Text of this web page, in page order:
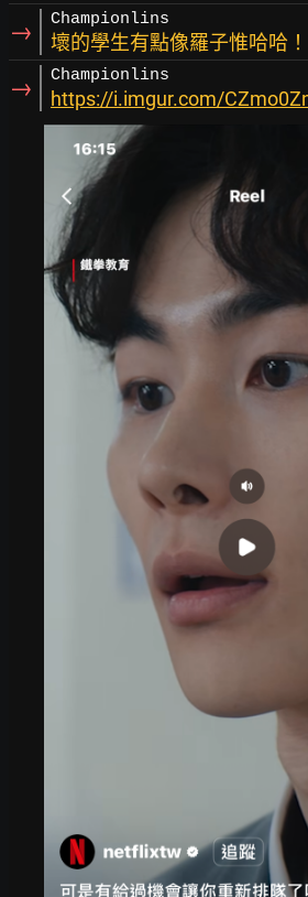
→ Championlins
壞的學生有點像羅子惟哈哈
→ Championlins
https://i.imgur.com/